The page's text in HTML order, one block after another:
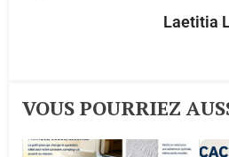
Laetitia
VOUS POURRIEZ